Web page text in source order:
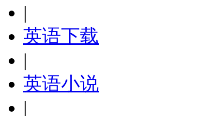
|
英语下载
|
英语小说
|